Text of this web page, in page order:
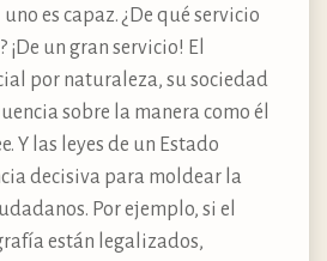
es capaz. ¿De qué servicio
¡De un gran servicio! El
por naturaleza, su sociedad
sobre la manera como él
Y las leyes de un Estado
decisiva para moldear la
Por ejemplo, si el
están legalizados,